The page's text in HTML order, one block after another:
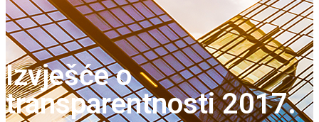
Izvješće o
transparentnosti 2017.